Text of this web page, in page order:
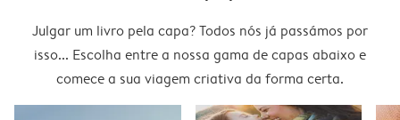
Julgar um livro pela capa? Todos nós já passámos por
isso... Escolha entre a nossa gama de capas abaixo e
comece a sua viagem criativa da forma certa.